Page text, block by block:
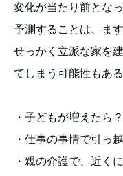
変化が当たり前とな
予測することは、ま
せっかく立派な家を
てしまう可能性もある
・子どもが増えたら
・仕事の事情で引っ
・親の介護で、近く